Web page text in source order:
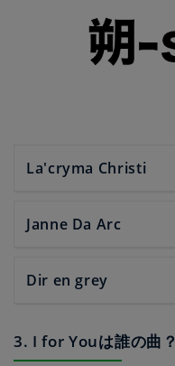
La'cryma Christi
Janne Da Arc
Dir en grey
3. I for Youは誰の曲？